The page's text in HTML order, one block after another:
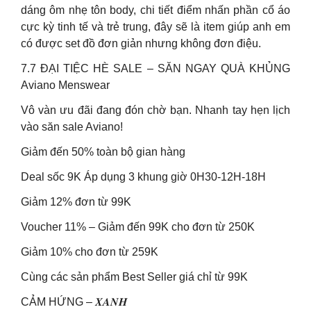
dáng ôm nhẹ tôn body, chi tiết điểm nhấn phần cổ áo
cực kỳ tinh tế và trẻ trung, đây sẽ là item giúp anh em
có được set đồ đơn giản nhưng không đơn điệu.
7.7 ĐẠI TIỆC HÈ SALE – SĂN NGAY QUÀ KHỦNG
Aviano Menswear
Vô vàn ưu đãi đang đón chờ bạn. Nhanh tay hẹn lịch
vào săn sale Aviano!
Giảm đến 50% toàn bộ gian hàng
Deal sốc 9K Áp dụng 3 khung giờ 0H30-12H-18H
Giảm 12% đơn từ 99K
Voucher 11% – Giảm đến 99K cho đơn từ 250K
Giảm 10% cho đơn từ 259K
Cùng các sản phẩm Best Seller giá chỉ từ 99K
CẢM HỨNG – 𝑿𝑨𝑵𝑯